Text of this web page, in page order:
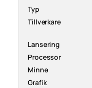
Typ
Tillverkare
Lansering
Processor
Minne
Grafik